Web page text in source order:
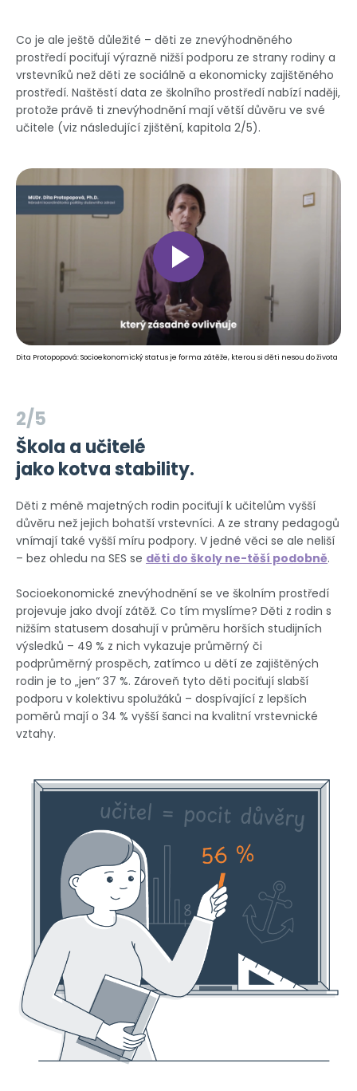
Co je ale ještě důležité – děti ze znevýhodněného
prostředí pociťují výrazně nižší podporu ze strany rodiny a
vrstevníků než děti ze sociálně a ekonomicky zajištěného
prostředí. Naštěstí data ze školního prostředí nabízí naději,
protože právě ti znevýhodnění mají větší důvěru ve své
učitele (viz následující zjištění, kapitola 2/5).
Dita Protopopová: Socioekonomický status je forma zátěže, kterou si děti nesou do života
2/5
Škola a učitelé
jako kotva stability.
Děti z méně majetných rodin pociťují k učitelům vyšší
důvěru než jejich bohatší vrstevníci. A ze strany pedagogů
vnímají také vyšší míru podpory. V jedné věci se ale neliší
– bez ohledu na SES se děti do školy ne-těší podobně.
Socioekonomické znevýhodnění se ve školním prostředí
projevuje jako dvojí zátěž. Co tím myslíme? Děti z rodin s
nižším statusem dosahují v průměru horších studijních
výsledků – 49 % z nich vykazuje průměrný či
podprůměrný prospěch, zatímco u dětí ze zajištěných
rodin je to „jen“ 37 %. Zároveň tyto děti pociťují slabší
podporu v kolektivu spolužáků – dospívající z lepších
poměrů mají o 34 % vyšší šanci na kvalitní vrstevnické
vztahy.